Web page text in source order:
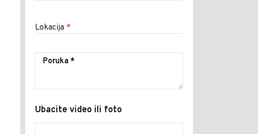
Lokacija *
Ubacite video ili foto